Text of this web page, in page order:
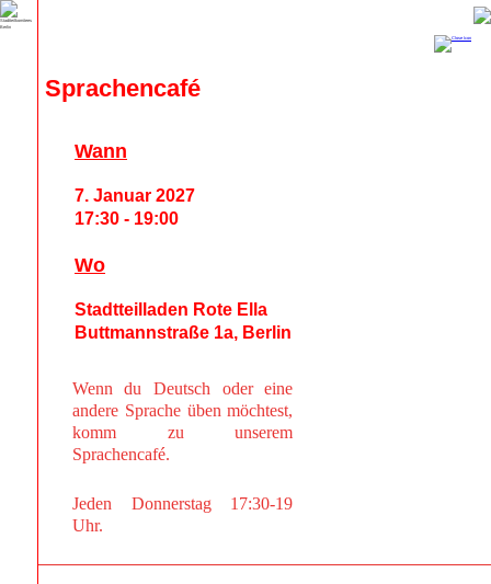
Sprachencafé
Wenn du Deutsch oder eine
andere Sprache üben möchtest,
komm zu unserem
Sprachencafé.
Jeden Donnerstag 17:30-19
Uhr.
Wann
7. Januar 2027
17:30 - 19:00
Wo
Stadtteilladen Rote Ella
Buttmannstraße 1a, Berlin